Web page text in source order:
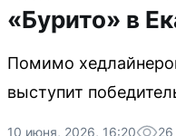
«Бурито» в
Помимо
выступит
10 июня, 2026, 16:20 26